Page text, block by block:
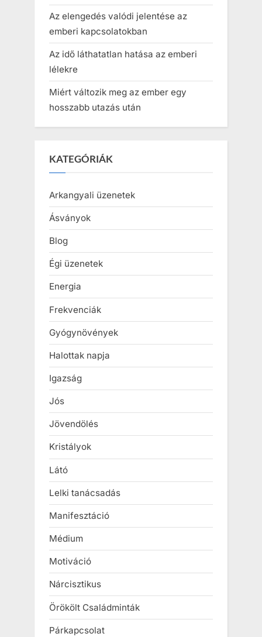
Az elengedés valódi jelentése az
emberi kapcsolatokban
Az idő láthatatlan hatása az emberi
lélekre
Miért változik meg az ember egy
hosszabb utazás után
KATEGÓRIÁK
Arkangyali üzenetek
Ásványok
Blog
Égi üzenetek
Energia
Frekvenciák
Gyógynövények
Halottak napja
Igazság
Jós
Jövendölés
Kristályok
Látó
Lelki tanácsadás
Manifesztáció
Médium
Motiváció
Nárcisztikus
Örökölt Családminták
Párkapcsolat